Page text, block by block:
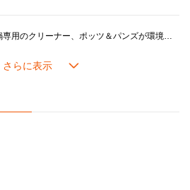
ル・クルーゼの鋳物ホーロー鍋専用のクリーナー、ポッツ＆パンズが環境に優しい素材になって登場。
ます。
際有機認証機関｢エコサートに認定された製品。
を置く世界最大規模のオーガニック(有機)認証機関。オーガニックの世界基準ともいわれています。
面の内容がリニューアルいたします。
が届く場合がございます。